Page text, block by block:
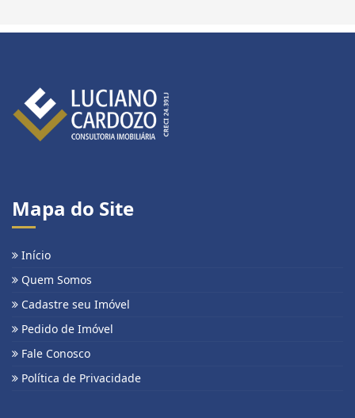
Mapa do Site
Início
Quem Somos
Cadastre seu Imóvel
Pedido de Imóvel
Fale Conosco
Política de Privacidade